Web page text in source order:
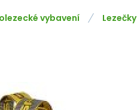
vybavení Lezečky